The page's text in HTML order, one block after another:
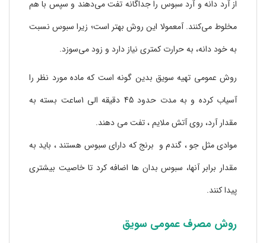
از آرد دانه و آرد سبوس را جداگانه تفت می‌دهند و سپس با هم
مخلوط می‌کنند. آمعمولا این روش بهتر است؛ زیرا سبوس نسبت
به خود دانه، به حرارت کمتری نیاز دارد و زود می‌سوزد.
روش عمومی تهیه سویق بدین گونه است که ماده مورد نظر را
آسیاب کرده و به مدت حدود 45 دقیقه الی 1ساعت بسته به
مقدار آرد، روی آتش ملایم ، تفت می دهند.
موادی مثل جو ، گندم و برنج که دارای سبوس هستند ، باید به
مقدار برابر آنها، سبوس بدان ها اضافه کرد تا خاصیت بیشتری
پیدا کنند.
روش مصرف عمومی سویق